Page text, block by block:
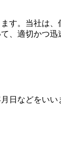
す。当社は
、適切かつ
日などをいい